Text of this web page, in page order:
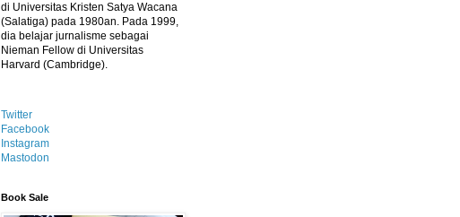
di Universitas Kristen Satya Wacana
(Salatiga) pada 1980an. Pada 1999,
dia belajar jurnalisme sebagai
Nieman Fellow di Universitas
Harvard (Cambridge).
Twitter
Facebook
Instagram
Mastodon
Book Sale